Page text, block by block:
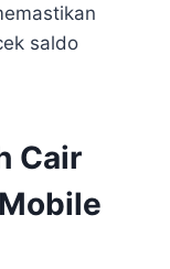
saldo
Cair